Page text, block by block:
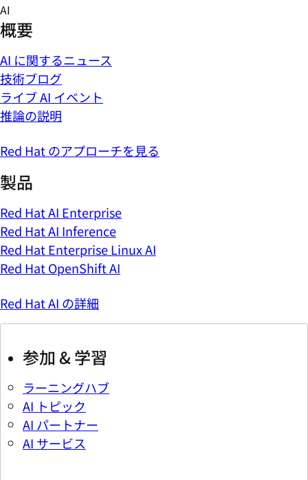
Skip
to
content
AI
概要
AI に関するニュース
技術ブログ
ライブ AI イベント
推論の説明
Red Hat のアプローチを見る
製品
Red Hat AI Enterprise
Red Hat AI Inference
Red Hat Enterprise Linux AI
Red Hat OpenShift AI
Red Hat AI の詳細
参加 & 学習
ラーニングハブ
AI トピック
AI パートナー
AI サービス